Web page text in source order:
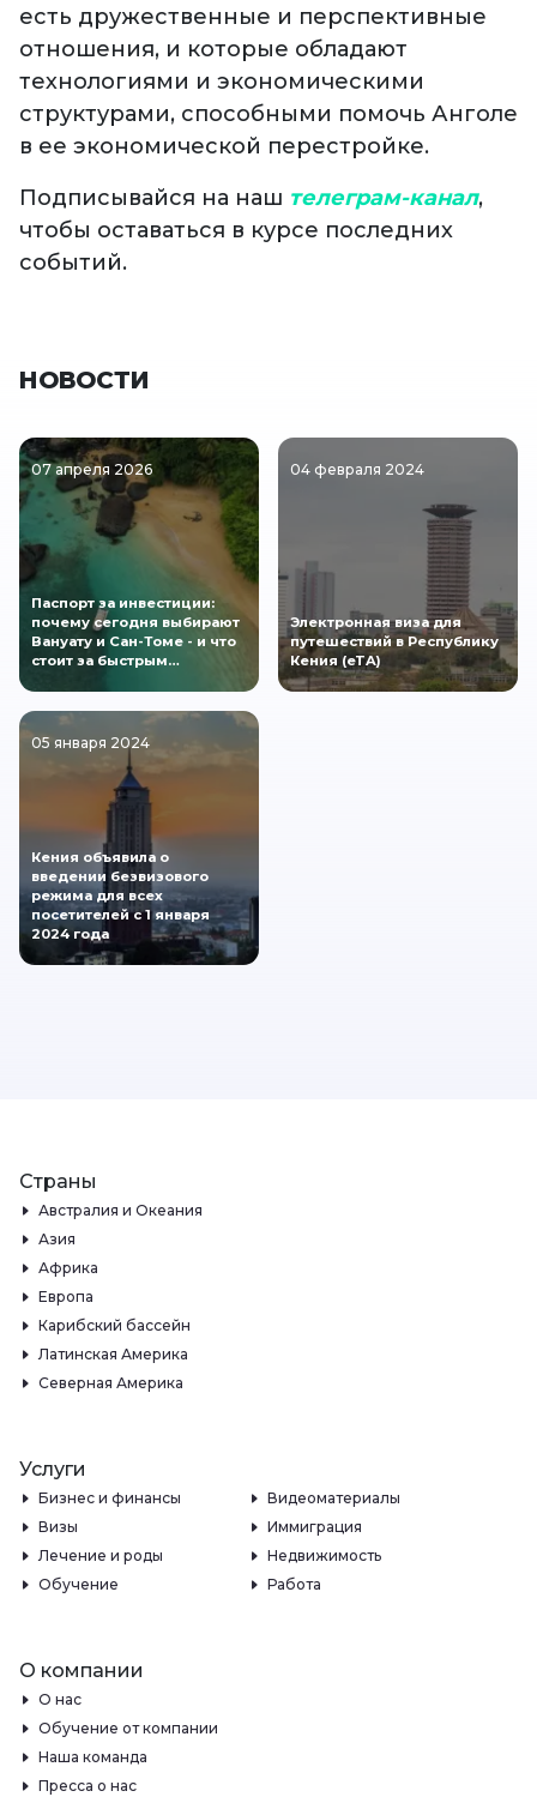
есть дружественные и перспективные
отношения, и которые обладают
технологиями и экономическими
структурами, способными помочь Анголе
в ее экономической перестройке.
Подписывайся на наш телеграм-канал,
чтобы оставаться в курсе последних
событий.
НОВОСТИ
07 апреля 2026
Паспорт за инвестиции:
почему сегодня выбирают
Вануату и Сан-Томе - и что
стоит за быстрым…
04 февраля 2024
Электронная виза для
путешествий в Республику
Кения (eTA)
05 января 2024
Кения объявила о
введении безвизового
режима для всех
посетителей с 1 января
2024 года
Страны
Австралия и Океания
Азия
Африка
Европа
Карибский бассейн
Латинская Америка
Северная Америка
Услуги
Бизнес и финансы
Видеоматериалы
Визы
Иммиграция
Лечение и роды
Недвижимость
Обучение
Работа
О компании
О нас
Обучение от компании
Наша команда
Пресса о нас